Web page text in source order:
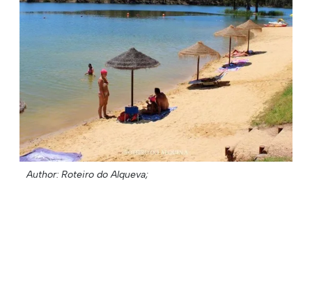
Author: Roteiro do Alqueva;